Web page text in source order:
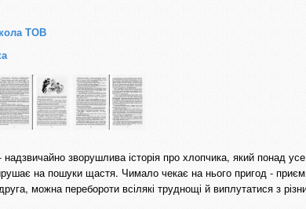
ТОВ
зворушлива історія про хлопчика, який понад усе
на пошуки щастя. Чимало чекає на нього пригод -
можна перебороти всілякі труднощі й виплутатися з